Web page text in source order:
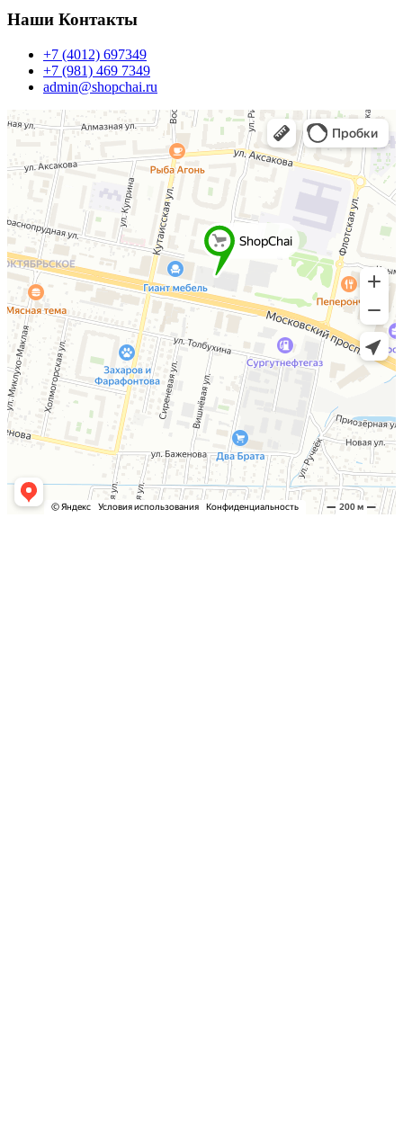
Наши Контакты
+7 (4012) 697349
+7 (981) 469 7349
admin@shopchai.ru